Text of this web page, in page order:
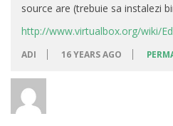
source are (trebuie sa instalezi
http://www.virtualbox.org/wiki/
ADI 16 YEARS AGO